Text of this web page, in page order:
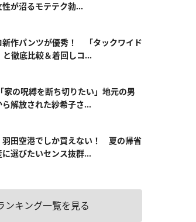
が沼るモテテク勃...
新作パンツが優秀！ 「タックワイド
と徹底比較＆着回しコ...
家の呪縛を断ち切りたい」地元の男
解放された紗希子さ...
羽田空港でしか買えない！ 夏の帰省
に選びたいセンス抜群...
ンキング一覧を見る